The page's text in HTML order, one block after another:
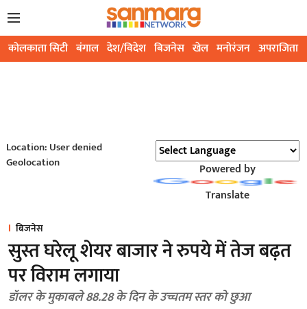
कोलकाता सिटी बंगाल देश/विदेश बिजनेस खेल मनोरंजन अपराजिता
Location: User denied
Geolocation
Powered by
Translate
बिजनेस
सुस्त घरेलू शेयर बाजार ने रुपये में तेज बढ़त
पर विराम लगाया
डॉलर के मुकाबले 88.28 के दिन के उच्चतम स्तर को छुआ